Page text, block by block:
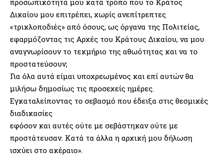
Δικαίου μου επιτρέπει, χωρίς ανεπίτρεπτες
«τρικλοποδιές» από όσους, ως όργανα της Πολιτείας,
εφαρμόζοντας τις Αρχές του Κράτους Δικαίου, να μου
αναγνωρίσουν το τεκμήριο της αθωότητας και να το
προστατεύσουν;
Για όλα αυτά είμαι υποχρεωμένος και επί αυτών θα
μιλήσω δημοσίως τις προσεχείς ημέρες.
Εγκαταλείποντας το σεβασμό που έδειξα στις θεσμικές
διαδικασίες
εφόσον και αυτές ούτε με σεβάστηκαν ούτε με
προστάτευσαν. Κατά τα άλλα η αρχική μου δήλωση
ισχύει στο ακέραιο».